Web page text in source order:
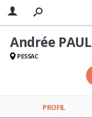
Andrée PAUL
PESSAC
PROFIL